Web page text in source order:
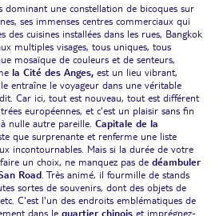
dominant une constellation de bicoques sur
ses immenses centres commerciaux qui
cuisines installées dans les rues, Bangkok
multiples visages, tous uniques, tous
mosaïque de couleurs et de senteurs,
la Cité des Anges, est un lieu vibrant,
entraîne le voyageur dans une véritable
Car ici, tout est nouveau, tout est différent
européennes, et c'est un plaisir sans fin
nulle autre pareille. Capitale de la
que surprenante et renferme une liste
incontournables. Mais si la durée de votre
un choix, ne manquez pas de déambuler
Road . Très animé, il fourmille de stands
sortes de souvenirs, dont des objets de
C'est l'un des endroits emblématiques de
dans le quartier chinois et imprégnez-